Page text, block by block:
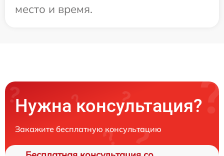
место и время.
Нужна консультация?
Закажите бесплатную консультацию